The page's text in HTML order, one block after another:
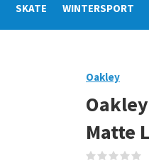
SKATE WINTERSPORT
Oakley
Matte